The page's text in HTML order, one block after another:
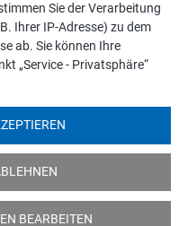
Sie der Verarbeitung
Ihrer IP-Adresse) zu dem
ab. Sie können Ihre
„Service - Privatsphäre“
BEARBEITEN